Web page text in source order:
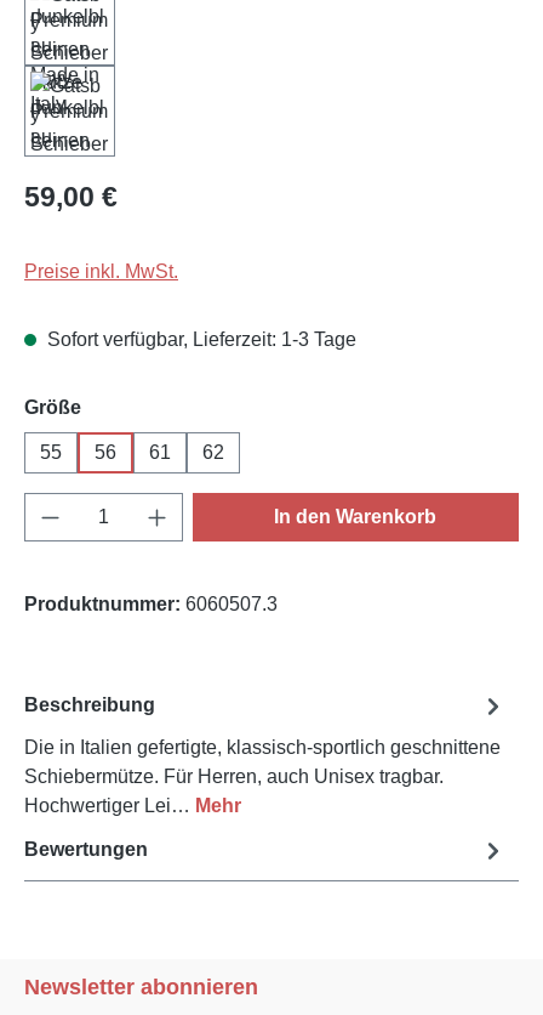
Regulärer Preis:
59,00 €
Preise inkl. MwSt.
Sofort verfügbar, Lieferzeit: 1-3 Tage
Größeauswählen
55 56 61 62
Produkt Anzahl: Gib den gewünschten
In den Warenkorb
Produktnummer: 6060507.3
Beschreibung
Die in Italien gefertigte, klassisch-sportlich geschnittene
Schiebermütze. Für Herren, auch Unisex tragbar.
Hochwertiger Lei… Mehr
Bewertungen
Newsletter abonnieren